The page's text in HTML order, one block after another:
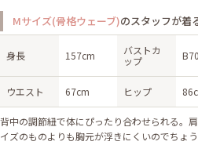
Mサイズ(骨格ウェーブ)のスタッフが着
身長 157cm
バストカ
ップ
B70
ウエスト 67cm ヒップ
背中の調節紐で体にぴったり合わせられる。
イズのものよりも胸元が浮きにくいのでちょう